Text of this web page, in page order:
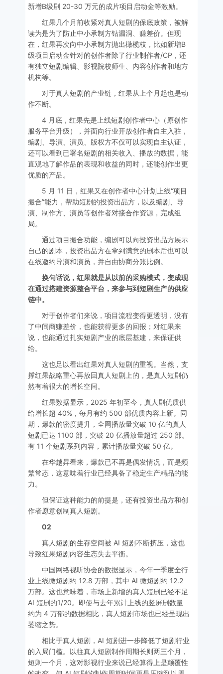
新增B级剧 20-30 万元的成片项目启动金等激励。
红果几个月前收紧对真人短剧的保底政策，被解
读为是为了防止中小承制方钻漏洞、赚差价。但现
在，红果再次向中小承制方抛出橄榄枝，比如新增B
级项目启动金针对的创作者除了行业制作者/CP，还
有独立短剧编辑、影视院校师生、内容创作者和地方
机构等。
对于真人短剧的产业链，红果从上个月起也是动
作不断。
4 月底，红果先是上线短剧创作者中心（原创作
服务平台升级），并面向行业开放创作者自主入驻，
编剧、导演、演员、版权方不仅可以实现自主认证，
还可以看到已署名短剧的相关收入、播放的数据，能
直观地了解作品的表现和收益的同时，还能创作出更
优质的产品。
5 月 11 日，红果又在创作者中心计划上线“项目
撮合”能力，帮助短剧的投资出品方，以及编剧、导
演、制作方、演员等创作者对接合作资源，完成组
局。
通过项目撮合功能，编剧可以向投资出品方展示
自己的剧本，投资出品方在拿到满意的剧本后也可以
在线邀约导演和演员，并自由协商分账比例。
换句话说，红果就是从以前的采购模式，变成现
在通过搭建资源整合平台，来参与到短剧生产的供应
链中。
对于创作者们来说，项目流程变得更透明，没有
了中间商赚差价，也能获得更多的回报；对红果来
说，也能通过扎实短剧产业的底层基建，来保证供
给。
这也足以看出红果对真人短剧的重视。当然，支
撑红果战略重心再放回真人短剧上的，是真人短剧仍
然有着很大的增长空间。
红果数据显示，2025 年初至今，真人剧优质供
给增长超 40%，每月有约 500 部优质内容上新。同
期，爆款的密度提升，全网播放量突破 10 亿的真人
短剧已达 1100 部，突破 20 亿播放量超过 250 部。
有 11 个短剧系列内容，累计播放量突破 50 亿。
在华越昇看来，爆款已不再是偶发情况，而是频
繁常态，这意味着行业已经具备了稳定生产精品的能
力。
但保证这种能力的前提是，还有投资出品方和创
作者愿意创制真人短剧。
02
真人短剧的生存空间被 AI 短剧不断挤压，这也
导致红果短剧内容生态失去平衡。
中国网络视听协会的数据显示，今年一季度全行
业上线微短剧约 12.8 万部，其中 AI 微短剧约 12.2
万部。这也意味着，市场上新增的真人短剧已经不足
AI 短剧的1/20。即使与去年累计上线的竖屏剧数量
约为 4 万部的数据相比，真人短剧市场也已经呈现出
萎缩之势。
相比于真人短剧，AI 短剧进一步降低了短剧行业
的入局门槛。以往真人短剧制作周期长则两三个月，
短则一个月，这对影视行业来说已经算得上是颠覆性